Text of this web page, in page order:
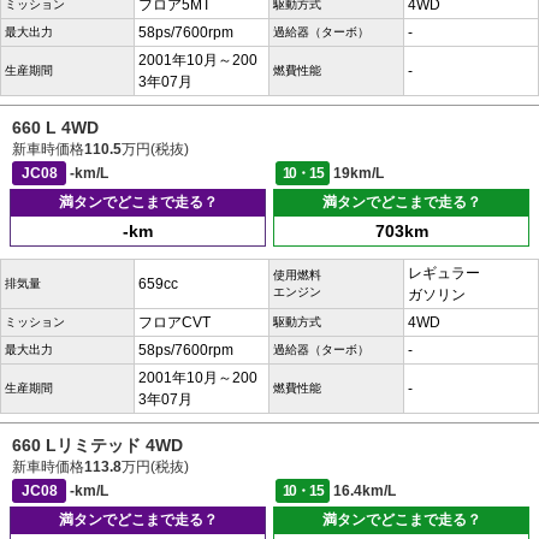
ミッション フロア5MT 駆動方式 4WD
最大出力 58ps/7600rpm 過給器（ターボ） -
生産期間
2001年10月～200
3年07月
燃費性能 -
660 L 4WD
新車時価格110.5万円(税抜)
JC08
-km/L 10・15
19km/L
満タンでどこまで走る？
-km
満タンでどこまで走る？
703km
排気量 659cc
使用燃料
エンジン
レギュラー
ガソリン
ミッション フロアCVT 駆動方式 4WD
最大出力 58ps/7600rpm 過給器（ターボ） -
生産期間
2001年10月～200
3年07月
燃費性能 -
660 Lリミテッド 4WD
新車時価格113.8万円(税抜)
JC08
-km/L 10・15
16.4km/L
満タンでどこまで走る？
満タンでどこまで走る？